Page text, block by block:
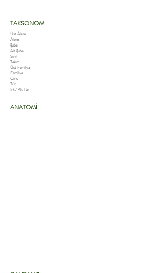
TAKSONOMİ
Üst Âlem
Âlem
Şube
Alt Şube
Sınıf
Takım
Üst Familya
Familya
Cins
Tür
Irk / Alt Tür
ANATOMİ